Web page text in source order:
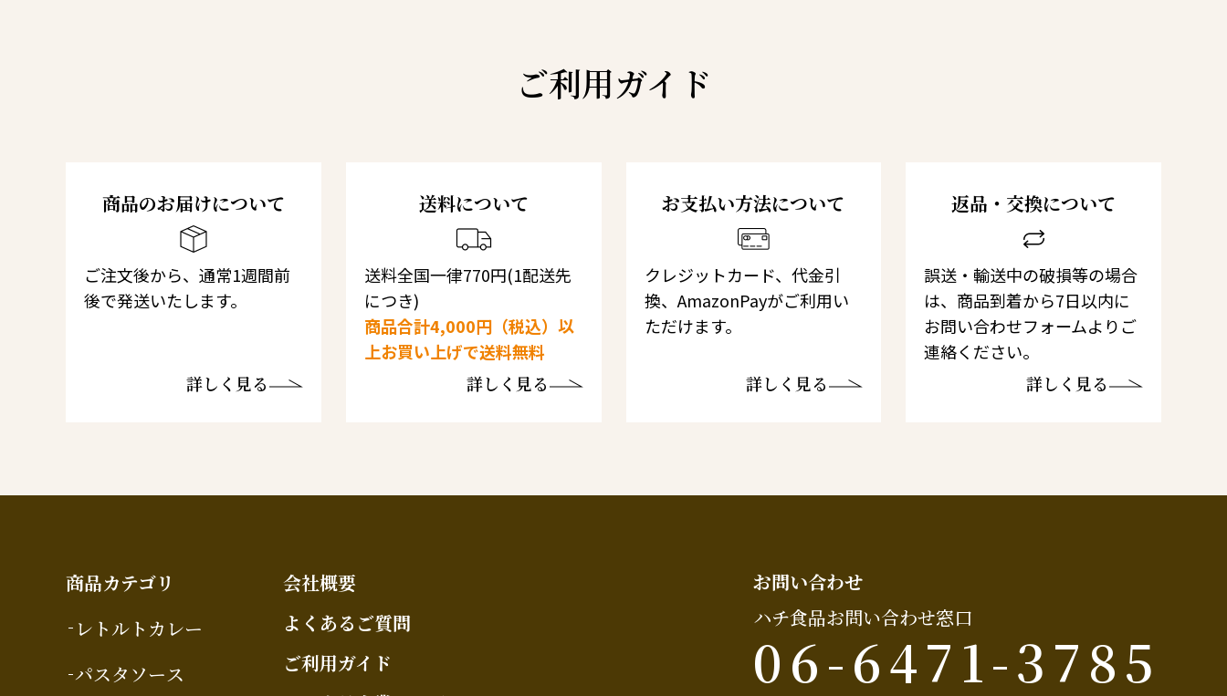
ご利用ガイド
商品のお届けについて
ご注文後から、通常1週間前
後で発送いたします。
詳しく見る
送料について
送料全国一律770円(1配送先
につき)
商品合計4,000円（税込）以
上お買い上げで送料無料
詳しく見る
お支払い方法について
クレジットカード、代金引
換、AmazonPayがご利用い
ただけます。
詳しく見る
返品・交換について
誤送・輸送中の破損等の場合
は、商品到着から7日以内に
お問い合わせフォームよりご
連絡ください。
詳しく見る
商品カテゴリ
レトルトカレー
パスタソース
会社概要
よくあるご質問
ご利用ガイド
お問い合わせ
ハチ食品お問い合わせ窓口
06-6471-3785